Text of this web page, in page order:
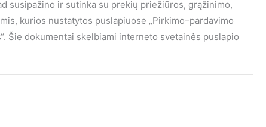
susipažino ir sutinka su prekių priežiūros, grąžinimo,
kurios nustatytos puslapiuose „Pirkimo–pardavimo
Šie dokumentai skelbiami interneto svetainės puslapio